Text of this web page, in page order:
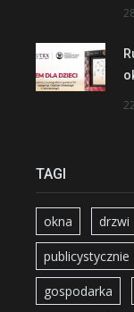
TAGI
okna drzwi
publicystycznie
gospodarka